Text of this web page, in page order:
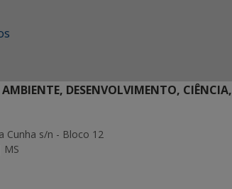
AMBIENTE, DESENVOLVIMENTO, CIÊNCIA,
Cunha s/n - Bloco 12
MS